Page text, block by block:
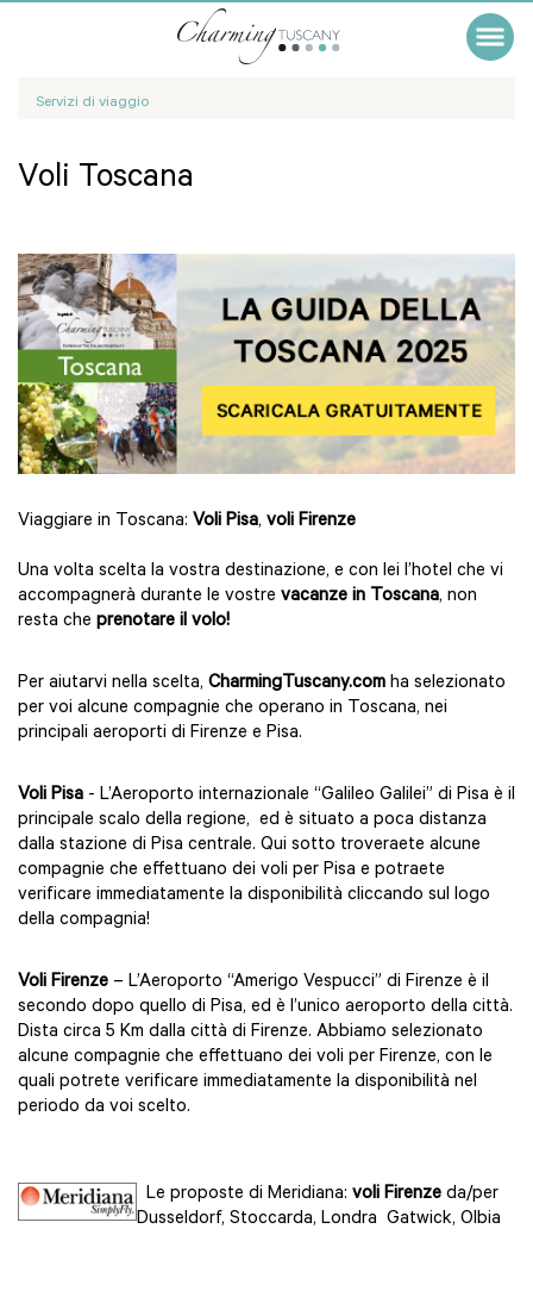
Servizi di viaggio
Voli Toscana
Viaggiare in Toscana: Voli Pisa, voli Firenze
Una volta scelta la vostra destinazione, e con lei l’hotel che vi
accompagnerà durante le vostre vacanze in Toscana, non
resta che prenotare il volo!
Per aiutarvi nella scelta, CharmingTuscany.com ha selezionato
per voi alcune compagnie che operano in Toscana, nei
principali aeroporti di Firenze e Pisa.
Voli Pisa - L’Aeroporto internazionale “Galileo Galilei” di Pisa è il
principale scalo della regione, ed è situato a poca distanza
dalla stazione di Pisa centrale. Qui sotto troveraete alcune
compagnie che effettuano dei voli per Pisa e potraete
verificare immediatamente la disponibilità cliccando sul logo
della compagnia!
Voli Firenze – L’Aeroporto “Amerigo Vespucci” di Firenze è il
secondo dopo quello di Pisa, ed è l’unico aeroporto della città.
Dista circa 5 Km dalla città di Firenze. Abbiamo selezionato
alcune compagnie che effettuano dei voli per Firenze, con le
quali potrete verificare immediatamente la disponibilità nel
periodo da voi scelto.
Le proposte di Meridiana: voli Firenze da/per
Dusseldorf, Stoccarda, Londra Gatwick, Olbia